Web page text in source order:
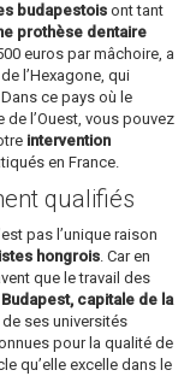
budapestois ont tant
prothèse dentaire
euros par mâchoire, a
l’Hexagone, qui
Dans ce pays où le
de l’Ouest, vous pouvez
intervention
en France.
qualifiés
pas l’unique raison
hongrois. Car en
que le travail des
Budapest, capitale de la
ses universités
pour la qualité de
qu’elle excelle dans le